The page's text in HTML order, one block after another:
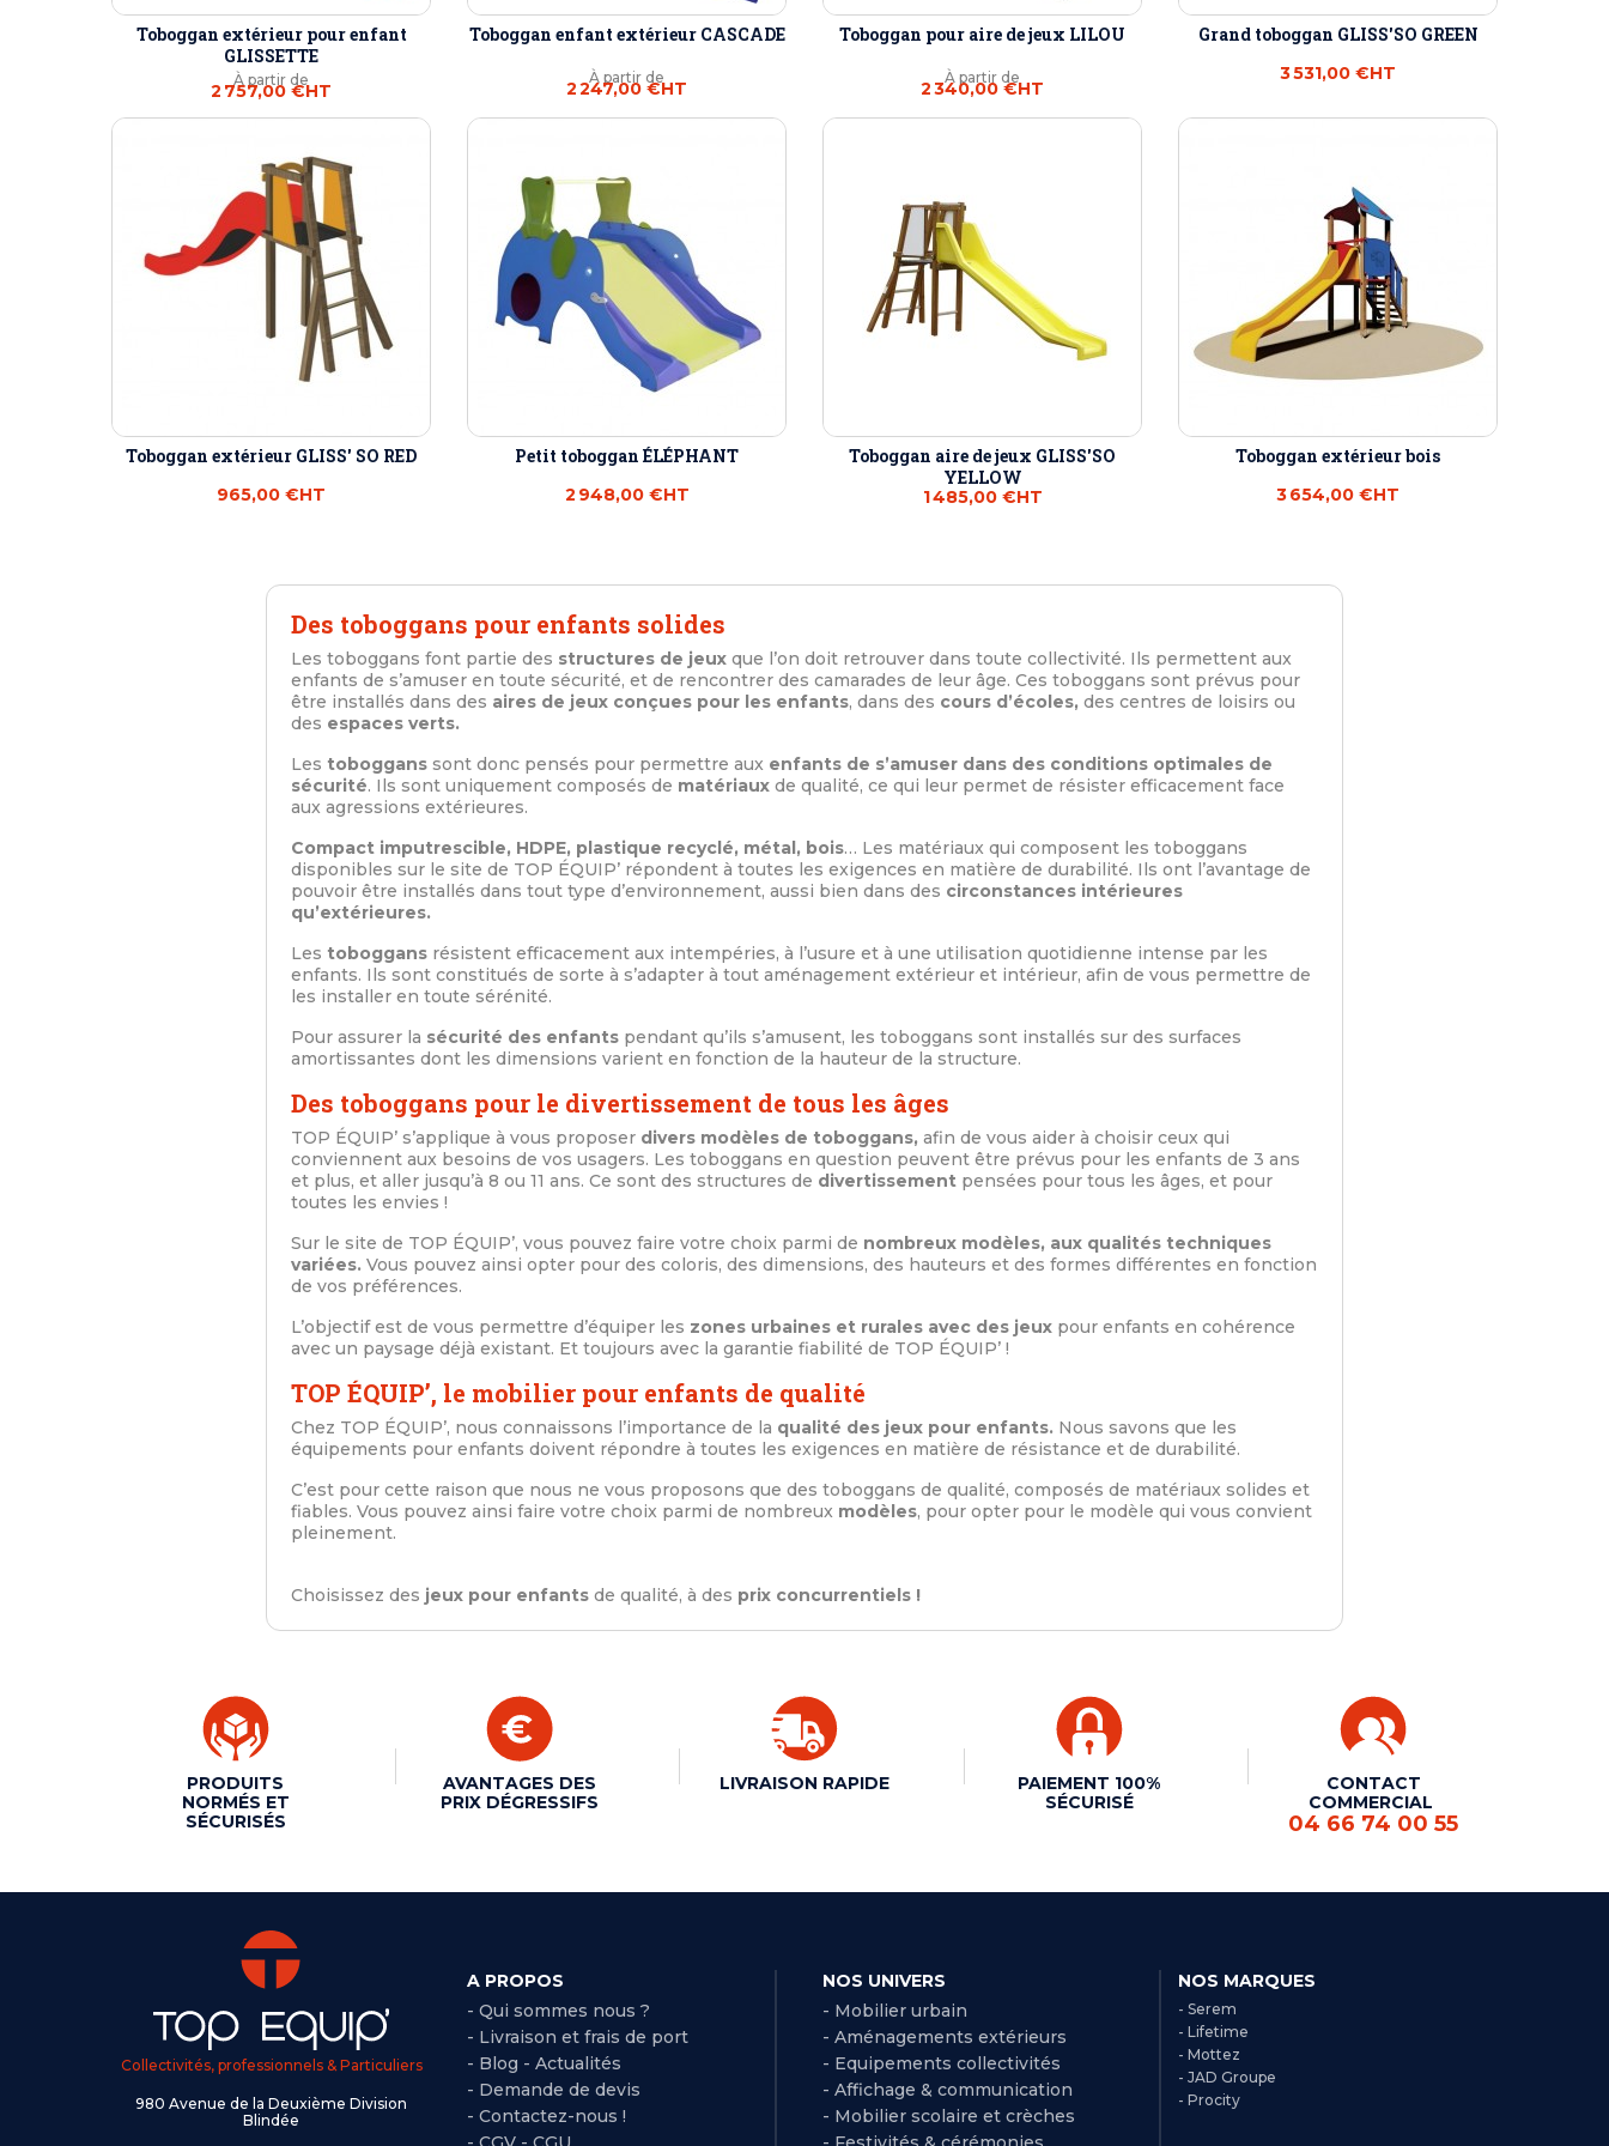
Toboggan extérieur pour enfant
GLISSETTE
À partir de
2 757,00 €HT
Toboggan enfant extérieur CASCADE
À partir de
2 247,00 €HT
Toboggan pour aire de jeux LILOU
À partir de
2 340,00 €HT
Grand toboggan GLISS'SO GREEN
3 531,00 €HT
Toboggan extérieur GLISS' SO RED
965,00 €HT
Petit toboggan ÉLÉPHANT
2 948,00 €HT
Toboggan aire de jeux GLISS'SO
YELLOW
1 485,00 €HT
Toboggan extérieur bois
3 654,00 €HT
Des toboggans pour enfants solides
Les toboggans font partie des structures de jeux que l’on doit retrouver dans toute collectivité. Ils permettent aux
enfants de s’amuser en toute sécurité, et de rencontrer des camarades de leur âge. Ces toboggans sont prévus pour
être installés dans des aires de jeux conçues pour les enfants, dans des cours d’écoles, des centres de loisirs ou
des espaces verts.
Les toboggans sont donc pensés pour permettre aux enfants de s’amuser dans des conditions optimales de
sécurité. Ils sont uniquement composés de matériaux de qualité, ce qui leur permet de résister efficacement face
aux agressions extérieures.
Compact imputrescible, HDPE, plastique recyclé, métal, bois… Les matériaux qui composent les toboggans
disponibles sur le site de TOP ÉQUIP’ répondent à toutes les exigences en matière de durabilité. Ils ont l’avantage de
pouvoir être installés dans tout type d’environnement, aussi bien dans des circonstances intérieures
qu’extérieures.
Les toboggans résistent efficacement aux intempéries, à l’usure et à une utilisation quotidienne intense par les
enfants. Ils sont constitués de sorte à s’adapter à tout aménagement extérieur et intérieur, afin de vous permettre de
les installer en toute sérénité.
Pour assurer la sécurité des enfants pendant qu’ils s’amusent, les toboggans sont installés sur des surfaces
amortissantes dont les dimensions varient en fonction de la hauteur de la structure.
Des toboggans pour le divertissement de tous les âges
TOP ÉQUIP’ s’applique à vous proposer divers modèles de toboggans, afin de vous aider à choisir ceux qui
conviennent aux besoins de vos usagers. Les toboggans en question peuvent être prévus pour les enfants de 3 ans
et plus, et aller jusqu’à 8 ou 11 ans. Ce sont des structures de divertissement pensées pour tous les âges, et pour
toutes les envies !
Sur le site de TOP ÉQUIP’, vous pouvez faire votre choix parmi de nombreux modèles, aux qualités techniques
variées. Vous pouvez ainsi opter pour des coloris, des dimensions, des hauteurs et des formes différentes en fonction
de vos préférences.
L’objectif est de vous permettre d’équiper les zones urbaines et rurales avec des jeux pour enfants en cohérence
avec un paysage déjà existant. Et toujours avec la garantie fiabilité de TOP ÉQUIP’ !
TOP ÉQUIP’, le mobilier pour enfants de qualité
Chez TOP ÉQUIP’, nous connaissons l’importance de la qualité des jeux pour enfants. Nous savons que les
équipements pour enfants doivent répondre à toutes les exigences en matière de résistance et de durabilité.
C’est pour cette raison que nous ne vous proposons que des toboggans de qualité, composés de matériaux solides et
fiables. Vous pouvez ainsi faire votre choix parmi de nombreux modèles, pour opter pour le modèle qui vous convient
pleinement.
Choisissez des jeux pour enfants de qualité, à des prix concurrentiels !
PRODUITS
NORMÉS ET
SÉCURISÉS
AVANTAGES DES
PRIX DÉGRESSIFS
LIVRAISON RAPIDE
PAIEMENT 100%
SÉCURISÉ
CONTACT
COMMERCIAL
04 66 74 00 55
Collectivités, professionnels & Particuliers
980 Avenue de la Deuxième Division
Blindée
A PROPOS
- Qui sommes nous ?
- Livraison et frais de port
- Blog - Actualités
- Demande de devis
- Contactez-nous !
NOS UNIVERS
- Mobilier urbain
- Aménagements extérieurs
- Equipements collectivités
- Affichage & communication
- Mobilier scolaire et crèches
NOS MARQUES
- Serem
- Lifetime
- Mottez
- JAD Groupe
- Procity